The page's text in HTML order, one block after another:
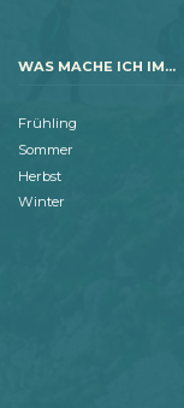
WAS MACHE ICH IM...
Frühling
Sommer
Herbst
Winter